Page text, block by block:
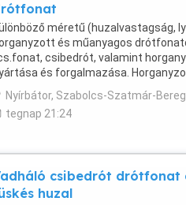
méretű (huzalvastagság,
és műanyagos
csibedrót, valamint
és forgalmazása.
,- Ft/fm. Dróthálók ,-Ft-tól
Nyírbátor, Szabolcs-Szatmár-Bereg
tegnap 21:24
csibedrót
huzal